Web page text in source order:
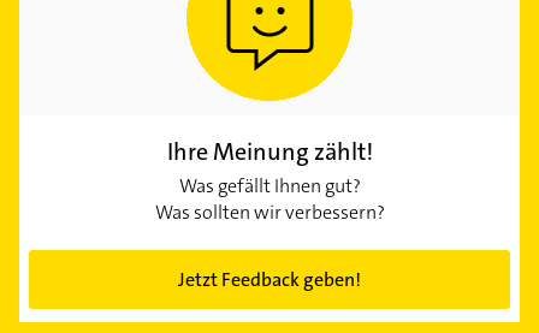
Ihre Meinung zählt!
Was gefällt Ihnen gut?
Was sollten wir verbessern?
Jetzt Feedback geben!